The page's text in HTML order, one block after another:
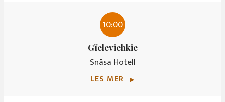
10:00
Gïeleviehkie
Snåsa Hotell
LES MER ▶